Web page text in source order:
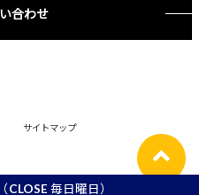
毎日曜日）
合わせ
サイトマップ